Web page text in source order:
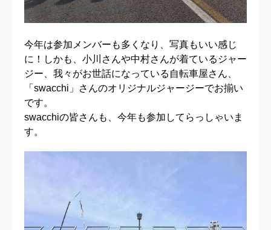
今年は参加メンバーも多くなり、写真もいい感じ
に！しかも、小川さんや中村さんが着ているジャー
ジー、我々がお世話になっている自転車屋さん、
「swacchi」さんのオリジナルジャージーでお揃い
です。
swacchiの皆さんも、今年も参加してらっしゃいま
す。